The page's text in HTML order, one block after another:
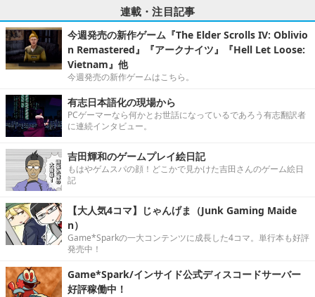
連載・注目記事
今週発売の新作ゲーム『The Elder Scrolls IV: Oblivio
n Remastered』『アークナイツ』『Hell Let Loose:
Vietnam』他
今週発売の新作ゲームはこちら。
有志日本語化の現場から
PCゲーマーなら何かとお世話になっているであろう有志翻訳者
に連続インタビュー。
吉田輝和のゲームプレイ絵日記
もはやゲムスパの顔！どこかで見かけた吉田さんのゲーム絵日
記
【大人気4コマ】じゃんげま（Junk Gaming Maide
n）
Game*Sparkの一大コンテンツに成長した4コマ。単行本も好評
発売中！
Game*Spark/インサイド公式ディスコードサーバー
好評稼働中！